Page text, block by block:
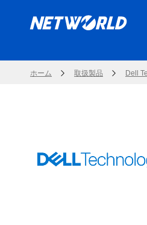
ホーム 取扱製品 Dell